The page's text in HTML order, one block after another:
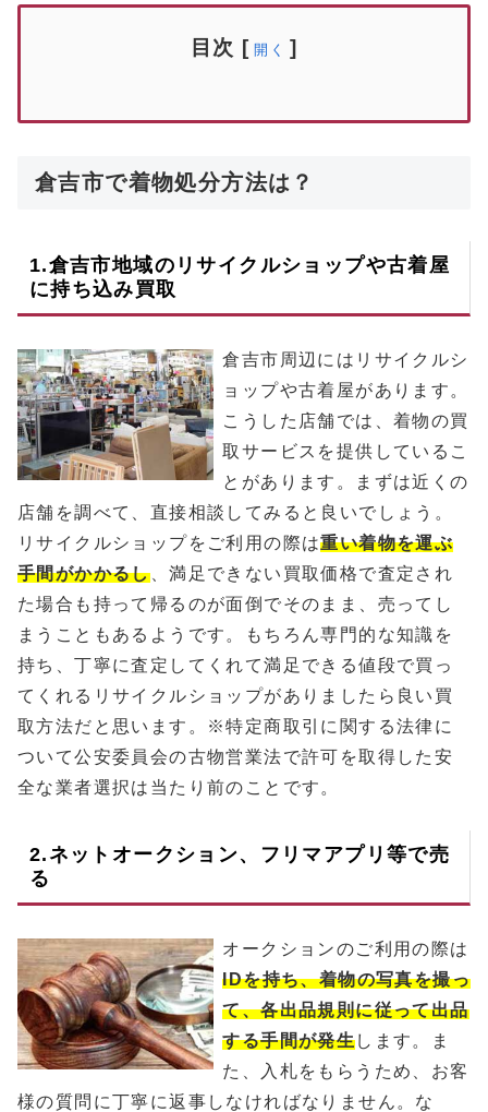
目次 [ 開く ]
倉吉市で着物処分方法は？
1.倉吉市地域のリサイクルショップや古着屋
に持ち込み買取
倉吉市周辺にはリサイクルシ
ョップや古着屋があります。
こうした店舗では、着物の買
取サービスを提供しているこ
とがあります。まずは近くの
店舗を調べて、直接相談してみると良いでしょう。
リサイクルショップをご利用の際は重い着物を運ぶ
手間がかかるし、満足できない買取価格で査定され
た場合も持って帰るのが面倒でそのまま、売ってし
まうこともあるようです。もちろん専門的な知識を
持ち、丁寧に査定してくれて満足できる値段で買っ
てくれるリサイクルショップがありましたら良い買
取方法だと思います。※特定商取引に関する法律に
ついて公安委員会の古物営業法で許可を取得した安
全な業者選択は当たり前のことです。
2.ネットオークション、フリマアプリ等で売
る
オークションのご利用の際は
IDを持ち、着物の写真を撮っ
て、各出品規則に従って出品
する手間が発生します。ま
た、入札をもらうため、お客
様の質問に丁寧に返事しなければなりません。な